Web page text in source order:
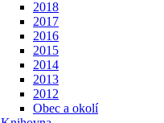
2018
2017
2016
2015
2014
2013
2012
Obec a okolí